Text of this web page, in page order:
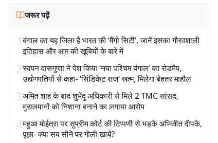
जरूर पढ़ें
1बंगाल का यह जिला है भारत की ‘मैंगो सिटी’, जानें इसका गौरवशाली
इतिहास और आम की खूबियों के बारे में
2स्वपन दासगुप्ता ने पेश किया ‘नया पश्चिम बंगाल’ का रोडमैप,
उद्योगपतियों से कहा- ‘सिंडिकेट राज’ खत्म, मिलेगा बेहतर माहौल
3अमित शाह के बाद शुभेंदु अधिकारी से मिले 2 TMC सांसद,
मुसलमानों को निशाना बनाने का लगाया आरोप
4महुआ मोईत्रा पर सुप्रीम कोर्ट की टिप्पणी से भड़के अभिजीत दीपके,
पूछा- क्या सब सीने पर गोली खायें?